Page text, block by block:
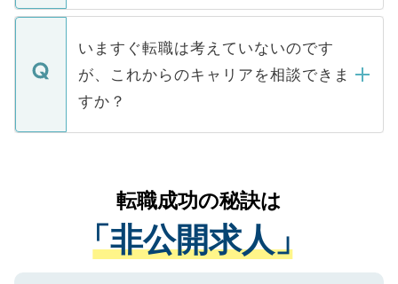
関を公にしてしまうと、応募が殺到する場
に、医療機関が求める条件に合った人材の
みを人材紹介会社に依頼するケースが増え
ています。
定を承諾する必要はありません。内定先へ
の辞退の連絡はキャリアパートナーが行い
個人情報が漏えいすることはありませんの
で、ご安心ください。当サイトからの登録
などで収集したご登録者様の個人情報は、
ご本人のキャリアアップおよび転職活動の
支援を目的に使用いたします。お預かりし
ているすべての個人データはご本人の許可
は、個人情報の取り扱いについての厳密な
管理基準を満たした事業者のみに付与され
る、プライバシーマークを取得済みです。
いますぐ転職は考えていないのです
が、これからのキャリアを相談できま
すか？
かがいして、現在の医療機関の状況や紹介
経験をまじえながら、適切なアドバイスを
させていただきます。すぐにご転職をされ
ない方には、長期的なサポートが可能です
ので、まずはご登録ください。
転職成功の秘訣は
「非公開求人」